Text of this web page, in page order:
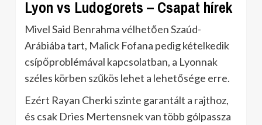
Lyon vs Ludogorets – Csapat hírek
Mivel Said Benrahma vélhetően Szaúd-
Arábiába tart, Malick Fofana pedig kételkedik
csípőproblémával kapcsolatban, a Lyonnak
széles körben szűkös lehet a lehetősége erre.
Ezért Rayan Cherki szinte garantált a rajthoz,
és csak Dries Mertensnek van több gólpassza